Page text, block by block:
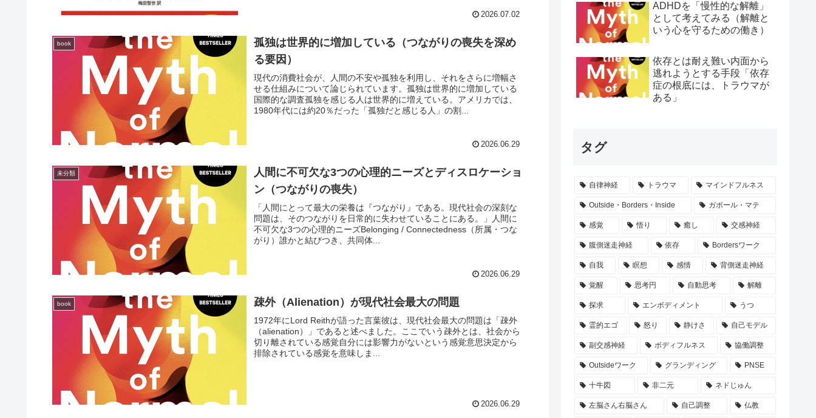
2026.07.02
book
孤独は世界的に増加している（つながりの喪失を深め
る要因）
現代の消費社会が、人間の不安や孤独を利用し、それをさらに増幅さ
せる仕組みについて論じられています。孤独は世界的に増加している
国際的な調査孤独を感じる人は世界的に増えている。アメリカでは、
1980年代には約20％だった「孤独だと感じる人」の割...
2026.06.29
未分類
人間に不可欠な3つの心理的ニーズとディスロケーショ
ン（つながりの喪失）
「人間にとって最大の栄養は『つながり』である。現代社会の深刻な
問題は、そのつながりを日常的に失わせていることにある。」人間に
不可欠な3つの心理的ニーズBelonging / Connectedness（所属・つな
がり）誰かと結びつき、共同体...
2026.06.29
book 疎外（Alienation）が現代社会最大の問題
1972年にLord Reithが語った言葉彼は、現代社会最大の問題は「疎外
（alienation）」であると述べました。ここでいう疎外とは、社会から
切り離されている感覚自分には影響力がないという感覚意思決定から
排除されている感覚を意味しま...
2026.06.29
ADHDを「慢性的な解離」
として考えてみる（解離と
いう心を守るための働き）
依存とは耐え難い内面から
逃れようとする手段「依存
症の根底には、トラウマが
ある」
タグ
自律神経 トラウマ マインドフルネス
Outside・Borders・Inside ガボール・マテ
感覚 悟り 癒し 交感神経
腹側迷走神経 依存 Bordersワーク
自我 瞑想 感情 背側迷走神経
覚醒 思考円 自動思考 解離
探求 エンボディメント うつ
霊的エゴ 怒り 静けさ 自己モデル
副交感神経 ボディフルネス 協働調整
Outsideワーク グランディング PNSE
十牛図 非二元 ネドじゅん
左脳さん右脳さん 自己調整 仏教